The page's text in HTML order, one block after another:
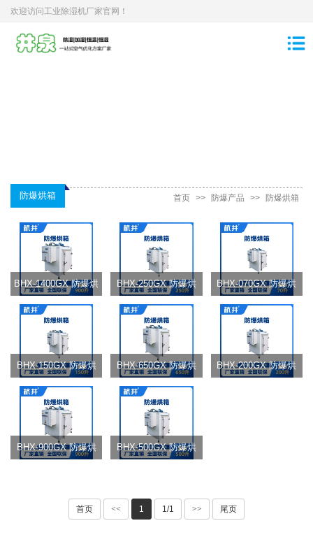
欢迎访问工业除湿机厂家官网！
防爆烘箱 首页 >> 防爆产品 >> 防爆烘箱
BHX-1400GX 防爆烘
箱
BHX-250GX 防爆烘
箱
BHX-070GX 防爆烘
箱
BHX-150GX 防爆烘
箱
BHX-650GX 防爆烘
箱
BHX-200GX 防爆烘
BHX-900GX 防爆烘 BHX-500GX 防爆烘
首页 << 1 1/1 >> 尾页